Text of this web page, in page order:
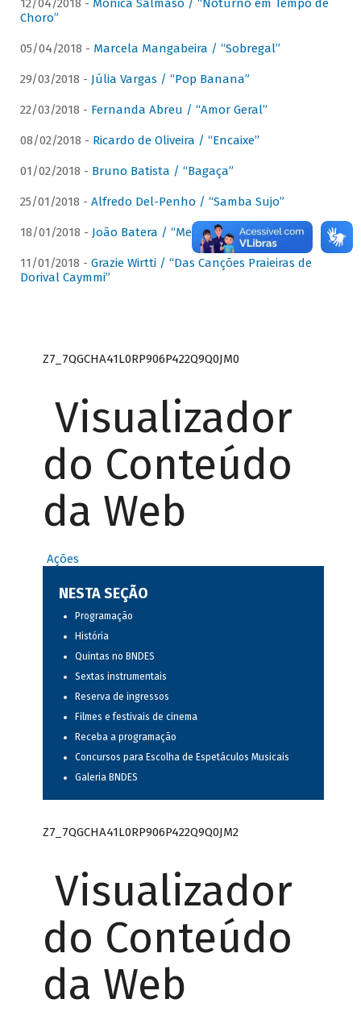
12/04/2018 - Mônica Salmaso / “Noturno em Tempo de
Choro”
05/04/2018 - Marcela Mangabeira / “Sobregal”
29/03/2018 - Júlia Vargas / “Pop Banana”
22/03/2018 - Fernanda Abreu / “Amor Geral”
08/02/2018 - Ricardo de Oliveira / “Encaixe”
01/02/2018 - Bruno Batista / “Bagaça”
25/01/2018 - Alfredo Del-Penho / “Samba Sujo”
18/01/2018 - João Batera / “Meu Pandeiro”
11/01/2018 - Grazie Wirtti / “Das Canções Praieiras de
Dorival Caymmi”
Z7_7QGCHA41L0RP906P422Q9Q0JM0
Visualizador
do Conteúdo
da Web
Ações
NESTA SEÇÃO
Programação
História
Quintas no BNDES
Sextas instrumentais
Reserva de ingressos
Filmes e festivais de cinema
Receba a programação
Concursos para Escolha de Espetáculos Musicais
Galeria BNDES
Z7_7QGCHA41L0RP906P422Q9Q0JM2
Visualizador
do Conteúdo
da Web